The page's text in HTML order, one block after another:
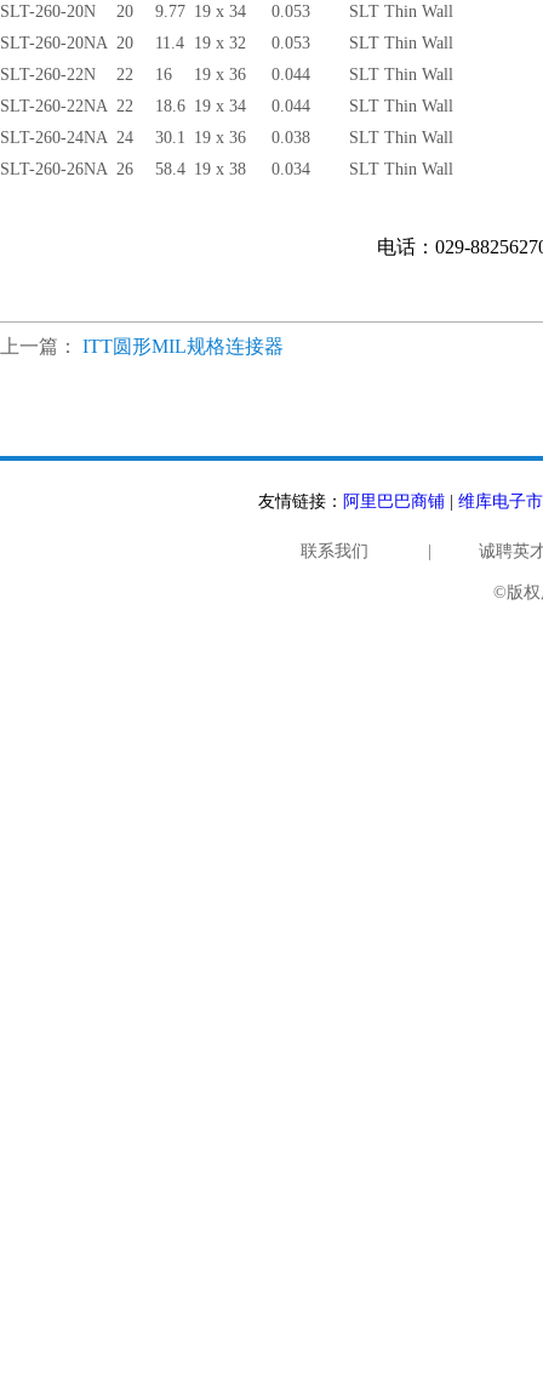
SLT-260-20N
20 9.77 19 x 34 0.053
SLT Thin Wall
SLT-260-20NA 20 11.4 19 x 32 0.053
SLT Thin Wall
SLT-260-22N
22 16 19 x 36 0.044
SLT Thin Wall
SLT-260-22NA 22 18.6 19 x 34 0.044
SLT Thin Wall
SLT-260-24NA 24 30.1 19 x 36 0.038
SLT Thin Wall
SLT-260-26NA 26 58.4 19 x 38 0.034 SLT Thin Wall
电话：029-
上一篇： ITT圆形MIL规格连接器
友情链接： 阿里巴巴商铺 | 维库电子
联系我们 | 诚聘英
©版权